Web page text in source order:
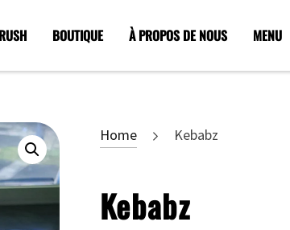
BOUTIQUE À PROPOS DE NOUS MENU
Home Kebabz
Kebabz